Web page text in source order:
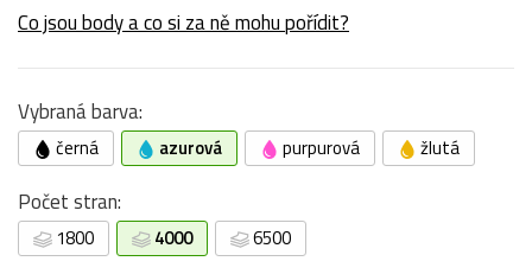
Co jsou body a co si za ně mohu pořídit?
Vybraná barva:
černá azurová purpurová žlutá
Počet stran:
1800 4000 6500